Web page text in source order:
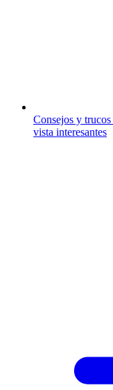
Consejos y trucos
vista interesantes